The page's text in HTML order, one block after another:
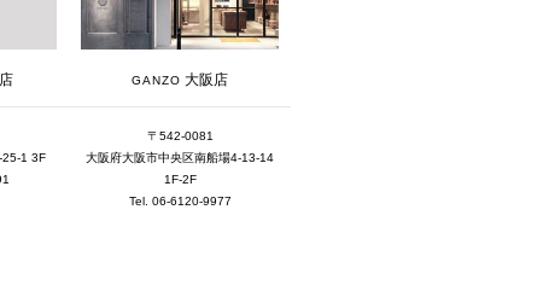
2025年11月 [6]
2025年10月 [8]
25-1 3F
GANZO 大阪店
〒542-0081
大阪府大阪市中央区南船場4-13-14
1F-2F
Tel. 06-6120-9977